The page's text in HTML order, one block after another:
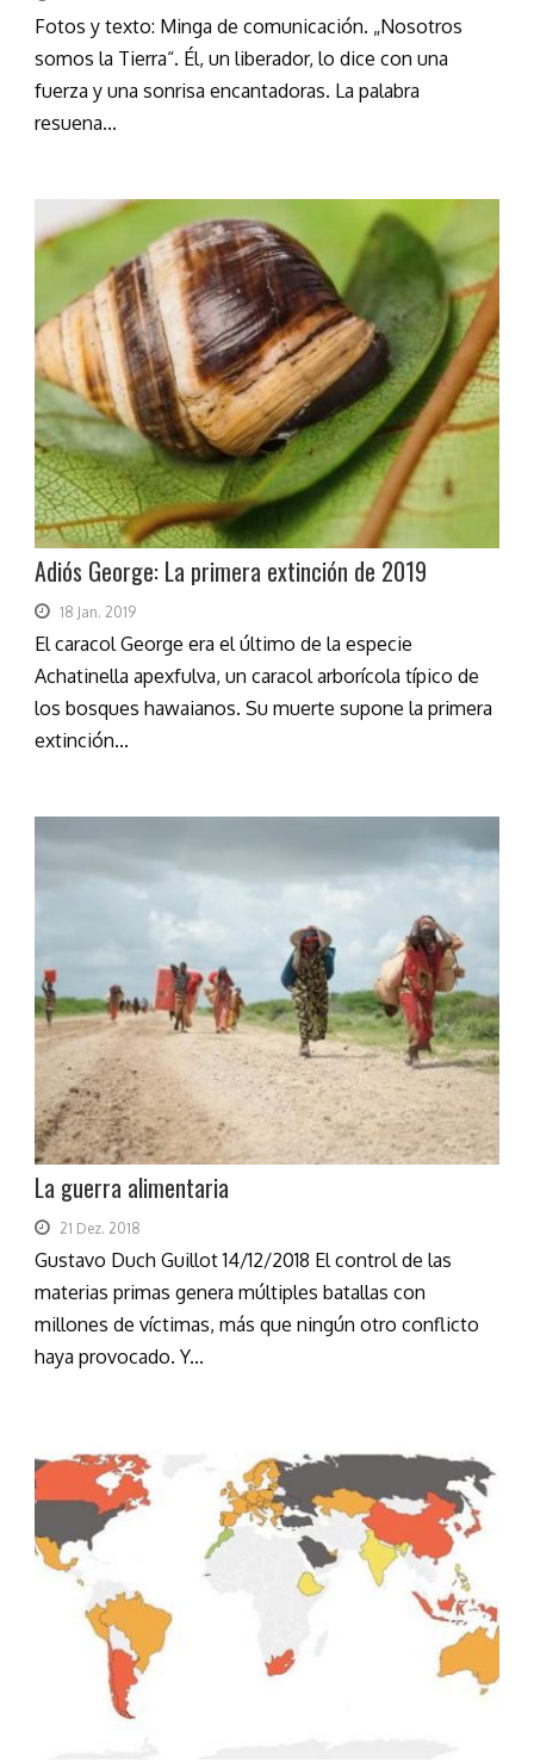
Fotos y texto: Minga de comunicación. „Nosotros
somos la Tierra“. Él, un liberador, lo dice con una
fuerza y una sonrisa encantadoras. La palabra
resuena...
Adiós George: La primera extinción de 2019
18 Jan. 2019
El caracol George era el último de la especie
Achatinella apexfulva, un caracol arborícola típico de
los bosques hawaianos. Su muerte supone la primera
extinción...
La guerra alimentaria
21 Dez. 2018
Gustavo Duch Guillot 14/12/2018 El control de las
materias primas genera múltiples batallas con
millones de víctimas, más que ningún otro conflicto
haya provocado. Y...